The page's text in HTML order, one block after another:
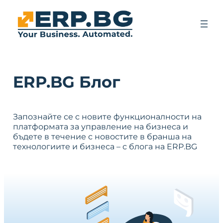
ERP.BG Блог
Запознайте се с новите функционалности на
платформата за управление на бизнеса и
бъдете в течение с новостите в бранша на
технологиите и бизнеса – с блога на ERP.BG